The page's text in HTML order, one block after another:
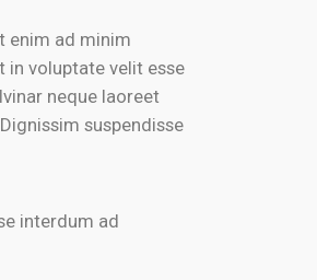
enim ad minim
in voluptate velit esse
neque laoreet
suspendisse
interdum ad